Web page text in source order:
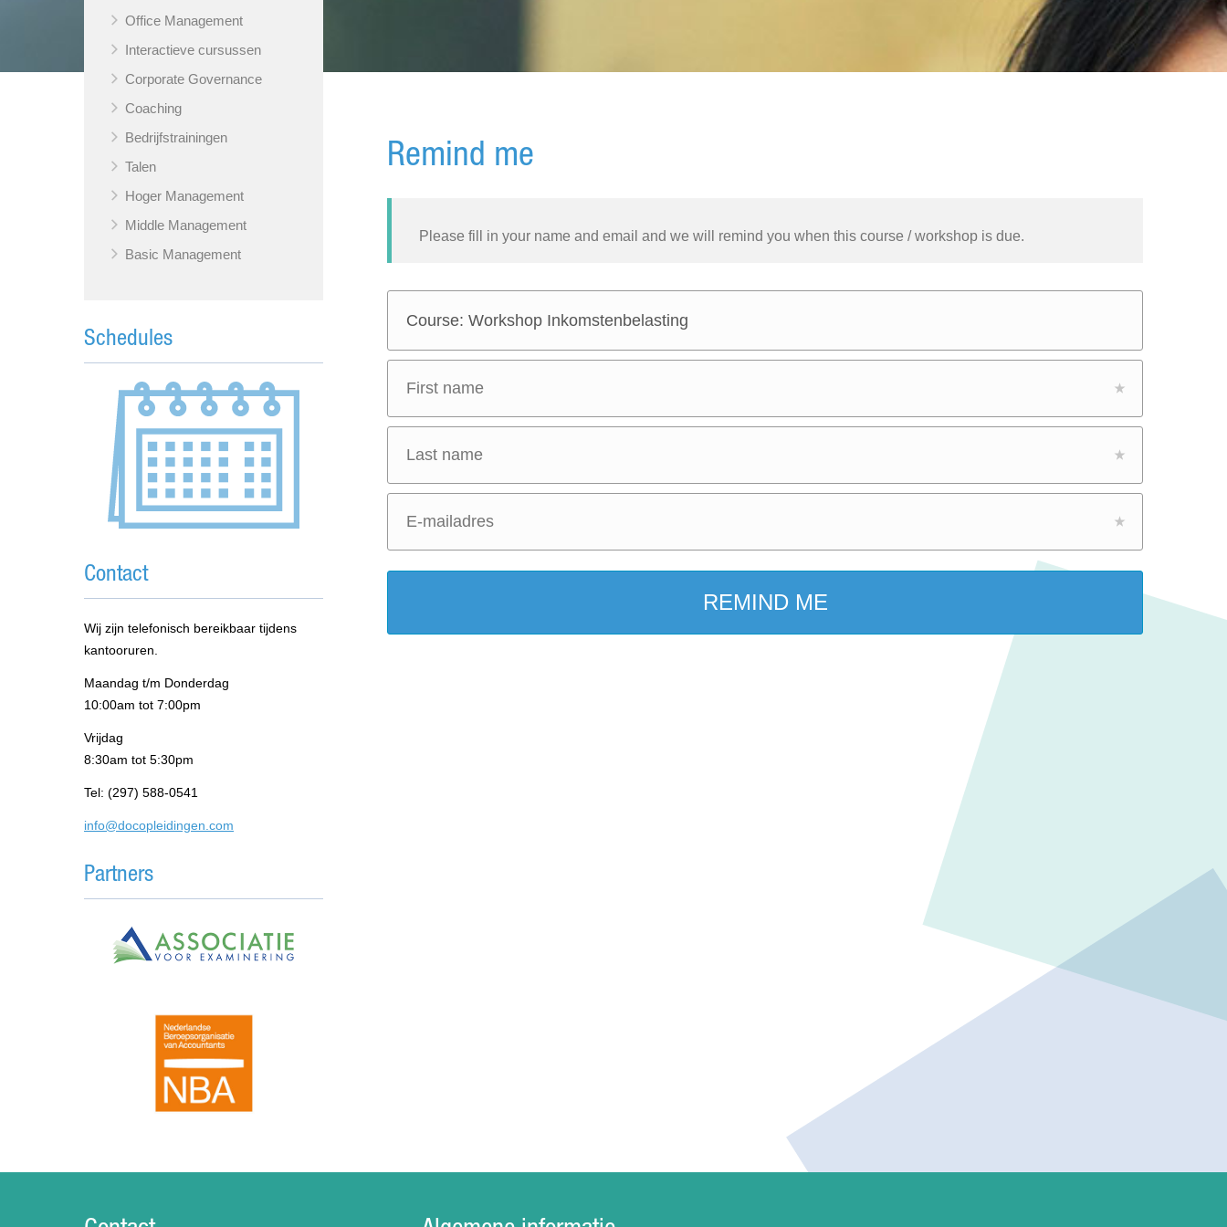
Office Management
Interactieve cursussen
Corporate Governance
Coaching
Bedrijfstrainingen
Talen
Hoger Management
Middle Management
Basic Management
Schedules
Contact
Wij zijn telefonisch bereikbaar tijdens
kantooruren.
Maandag t/m Donderdag
10:00am tot 7:00pm
Vrijdag
8:30am tot 5:30pm
Tel: (297) 588-0541
info@docopleidingen.com
Partners
Remind me
Please fill in your name and email and we will remind you when this course / workshop is due.
Course: Workshop Inkomstenbelasting